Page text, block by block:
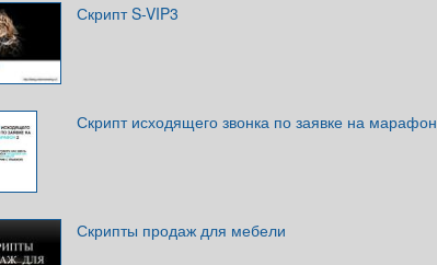
Скрипт S-VIP3
Скрипт исходящего звонка по заявке на марафон
Скрипты продаж для мебели